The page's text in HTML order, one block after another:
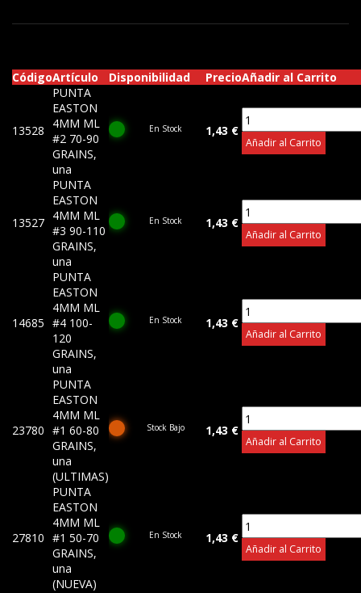
CódigoArtículo Disponibilidad PrecioAñadir al Carrito
13528
PUNTA
EASTON
4MM ML
#2 70-90
GRAINS,
una
En Stock 1,43 €
Añadir al Carrito
13527
PUNTA
EASTON
4MM ML
#3 90-110
GRAINS,
una
En Stock 1,43 €
Añadir al Carrito
14685
PUNTA
EASTON
4MM ML
#4 100-
120
GRAINS,
una
En Stock 1,43 €
Añadir al Carrito
23780
PUNTA
EASTON
4MM ML
#1 60-80
GRAINS,
una
(ULTIMAS)
Stock Bajo 1,43 €
Añadir al Carrito
27810
PUNTA
EASTON
4MM ML
#1 50-70
GRAINS,
una
(NUEVA)
En Stock 1,43 €
Añadir al Carrito